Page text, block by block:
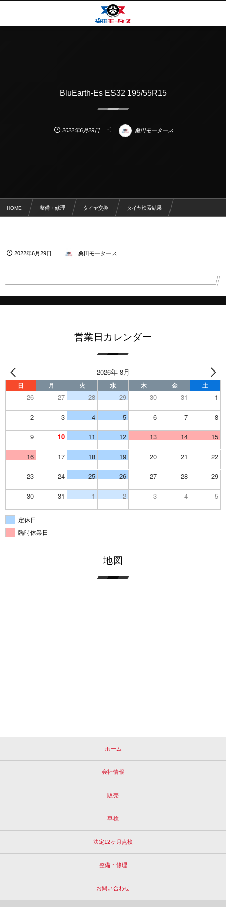
BluEarth-Es ES32 195/55R15
2022年6月29日 桑田モータース
HOME 整備・修理 タイヤ交換 タイヤ検索結果
2022年6月29日 桑田モータース
営業日カレンダー
2026年 8月
日 月 火 水 木 金 土
26 27 28 29 30 31 1
2 3 4 5 6 7 8
9 10 11 12 13 14 15
16 17 18 19 20 21 22
23 24 25 26 27 28 29
30 31 1 2 3 4 5
定休日
臨時休業日
地図
ホーム
会社情報
販売
車検
法定12ヶ月点検
整備・修理
お問い合わせ